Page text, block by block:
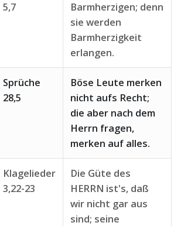
5,7
Barmherzigen; denn
sie werden
Barmherzigkeit
erlangen.
Sprüche
28,5
Böse Leute merken
nicht aufs Recht;
die aber nach dem
Herrn fragen,
merken auf alles.
Klagelieder
3,22-23
Die Güte des
HERRN ist's, daß
wir nicht gar aus
sind; seine